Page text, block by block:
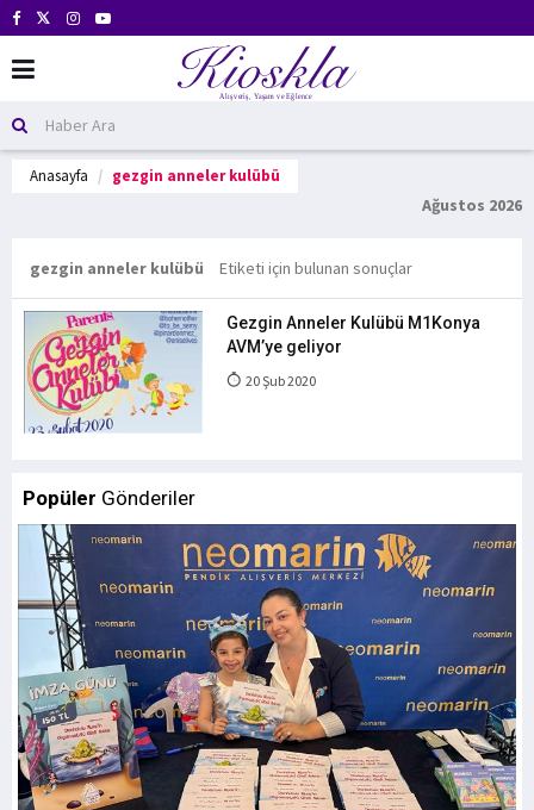
Anasayfa gezgin anneler kulübü
Ağustos 2026
gezgin anneler kulübü Etiketi için bulunan sonuçlar
Gezgin Anneler Kulübü M1Konya
AVM’ye geliyor
20 Şub 2020
Popüler Gönderiler